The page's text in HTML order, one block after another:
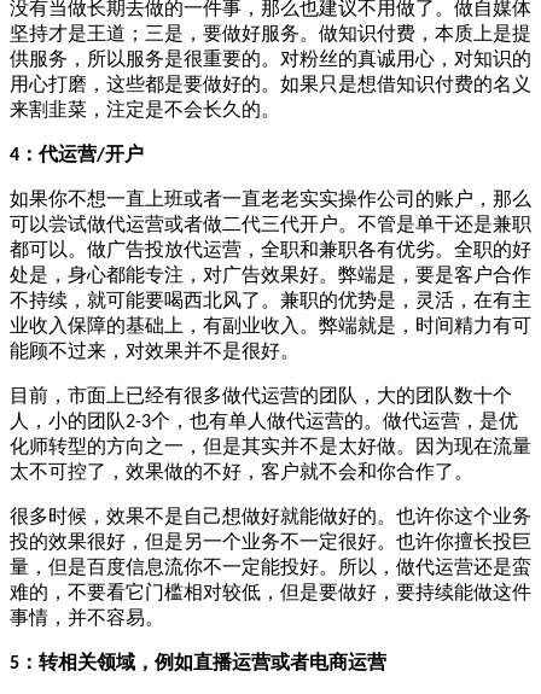
没有当做长期去做的一件事，那么也建议不用做了。做自媒体
坚持才是王道；三是，要做好服务。做知识付费，本质上是提
供服务，所以服务是很重要的。对粉丝的真诚用心，对知识的
用心打磨，这些都是要做好的。如果只是想借知识付费的名义
来割韭菜，注定是不会长久的。
4 ：代运营/开户
如果你不想一直上班或者一直老老实实操作公司的账户，那么
可以尝试做代运营或者做二代三代开户。不管是单干还是兼职
都可以。做广告投放代运营，全职和兼职各有优劣。全职的好
处是，身心都能专注，对广告效果好。弊端是，要是客户合作
不持续，就可能要喝西北风了。兼职的优势是，灵活，在有主
业收入保障的基础上，有副业收入。弊端就是，时间精力有可
能顾不过来，对效果并不是很好。
目前，市面上已经有很多做代运营的团队，大的团队数十个
人，小的团队2-3个，也有单人做代运营的。做代运营，是优
化师转型的方向之一，但是其实并不是太好做。因为现在流量
太不可控了，效果做的不好，客户就不会和你合作了。
很多时候，效果不是自己想做好就能做好的。也许你这个业务
投的效果很好，但是另一个业务不一定很好。也许你擅长投巨
量，但是百度信息流你不一定能投好。所以，做代运营还是蛮
难的，不要看它门槛相对较低，但是要做好，要持续能做这件
事情，并不容易。
5 ：转相关领域，例如直播运营或者电商运营